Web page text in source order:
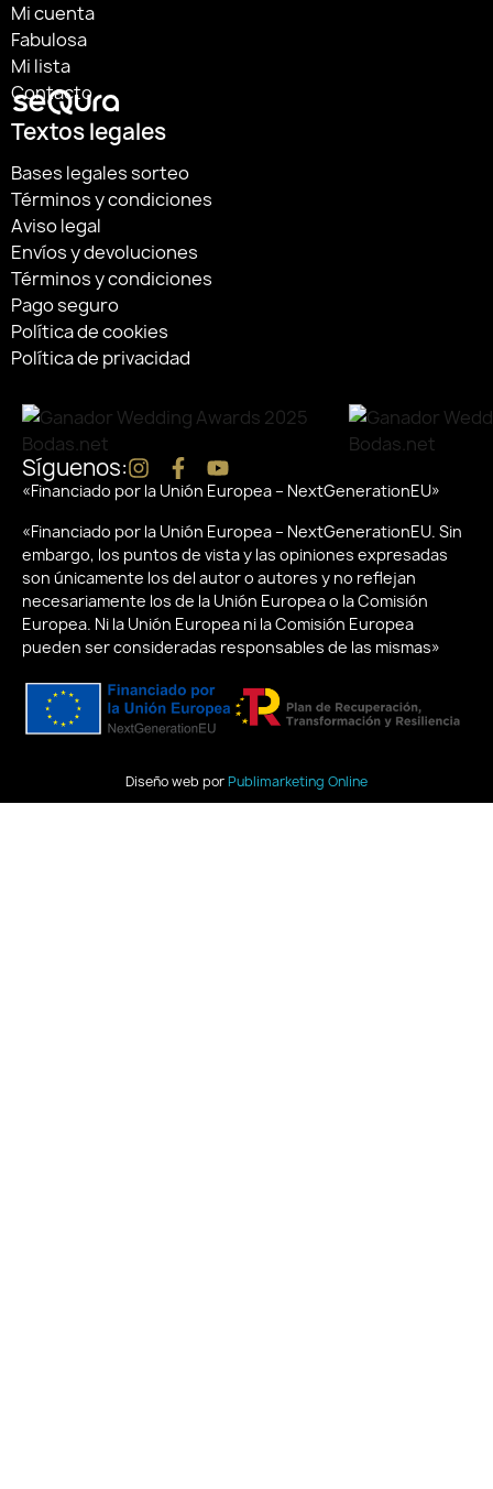
Mi cuenta
Fabulosa
Mi lista
Contacto
Textos legales
Bases legales sorteo
Términos y condiciones
Aviso legal
Envíos y devoluciones
Términos y condiciones
Pago seguro
Política de cookies
Política de privacidad
Síguenos:
«Financiado por la Unión Europea – NextGenerationEU»
«Financiado por la Unión Europea – NextGenerationEU. Sin
embargo, los puntos de vista y las opiniones expresadas
son únicamente los del autor o autores y no reflejan
necesariamente los de la Unión Europea o la Comisión
Europea. Ni la Unión Europea ni la Comisión Europea
pueden ser consideradas responsables de las mismas»
Diseño web porPublimarketing Online